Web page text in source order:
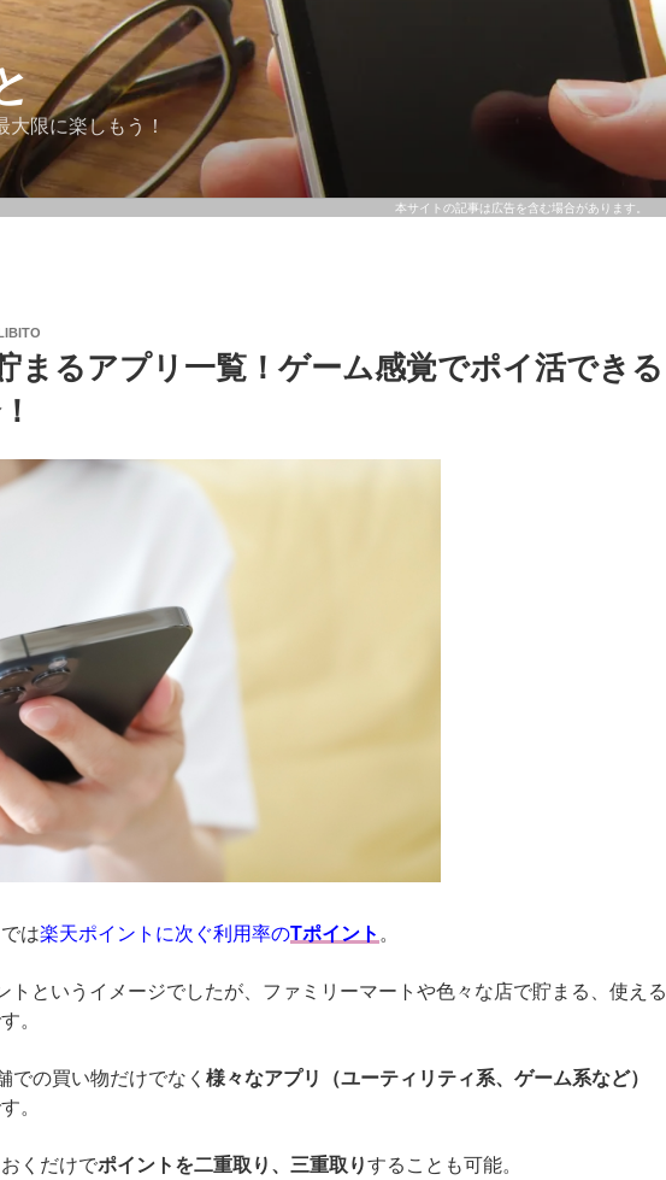
限に楽しもう！
本サイトの記事は広告を含む場合があります。
まるアプリ一覧！ゲーム感覚でポイ活できる
は楽天ポイントに次ぐ利用率のTポイント 。
トというイメージでしたが、ファミリーマートや色々な店で貯まる、使える
。
での買い物だけでなく 様々なアプリ（ユーティリティ系、ゲーム系など）
。
くだけでポイントを二重取り、三重取りすることも可能。